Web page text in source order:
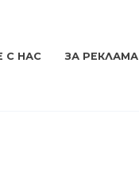
С НАС ЗА РЕКЛАМА